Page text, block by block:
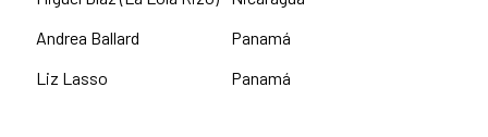
Andrea Ballard
Panamá
Liz Lasso
Panamá